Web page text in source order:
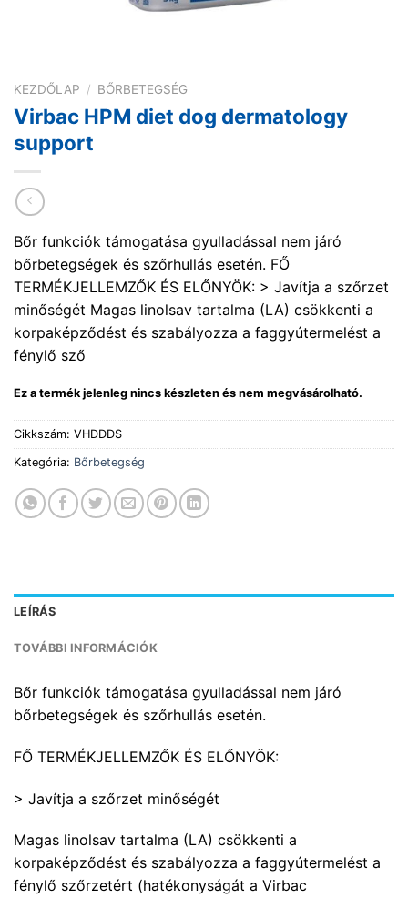
KEZDŐLAP / BŐRBETEGSÉG
Virbac HPM diet dog dermatology
support
Bőr funkciók támogatása gyulladással nem járó
bőrbetegségek és szőrhullás esetén. FŐ
TERMÉKJELLEMZŐK ÉS ELŐNYÖK: > Javítja a szőrzet
minőségét Magas linolsav tartalma (LA) csökkenti a
korpaképződést és szabályozza a faggyútermelést a
fénylő sző
Ez a termék jelenleg nincs készleten és nem megvásárolható.
Cikkszám: VHDDDS
Kategória: Bőrbetegség
LEÍRÁS
TOVÁBBI INFORMÁCIÓK
Bőr funkciók támogatása gyulladással nem járó
bőrbetegségek és szőrhullás esetén.
FŐ TERMÉKJELLEMZŐK ÉS ELŐNYÖK:
> Javítja a szőrzet minőségét
Magas linolsav tartalma (LA) csökkenti a
korpaképződést és szabályozza a faggyútermelést a
fénylő szőrzetért (hatékonyságát a Virbac